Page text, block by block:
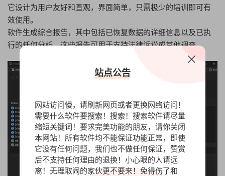
它设计为用户友好和直观，界面简单，只需极少的培训即可有
效使用。
软件生成综合报告，其中包括已恢复数据的详细信息以及已执
行的任何分析。这些报告可用于支持法律诉讼或其他调查。
站点公告
网站访问慢，请刷新网页或者更换网络访问！
需要什么软件要搜索！搜索！搜索软件请尽量
缩短关键词！要求完美功能的朋友，请你关闭
本网站！所有软件均不能保证功能正常，即使
它没有任何问题，我们也不做任何保证，赞赏
后不支持任何理由的退换！小心眼的人请远
离！无理取闹的家伙更不要来！免得伤了和